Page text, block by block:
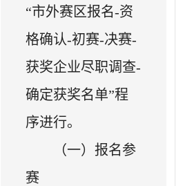
“市外赛区报名-资
格确认-初赛-决赛-
获奖企业尽职调查-
确定获奖名单”程
序进行。
（一）报名参
赛